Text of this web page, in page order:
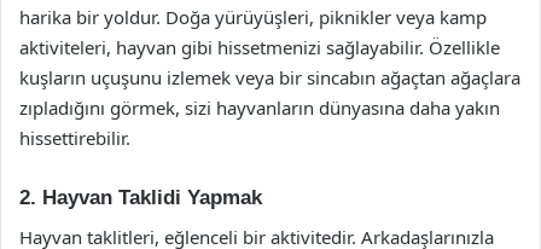
harika bir yoldur. Doğa yürüyüşleri, piknikler veya kamp
aktiviteleri, hayvan gibi hissetmenizi sağlayabilir. Özellikle
kuşların uçuşunu izlemek veya bir sincabın ağaçtan ağaçlara
zıpladığını görmek, sizi hayvanların dünyasına daha yakın
hissettirebilir.
2. Hayvan Taklidi Yapmak
Hayvan taklitleri, eğlenceli bir aktivitedir. Arkadaşlarınızla